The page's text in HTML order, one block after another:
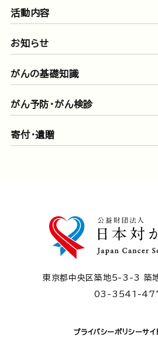
活動内容
お知らせ
がんの基礎知識
がん予防・がん検診
寄付・遺贈
東京都中央区築地5-3-3 築
03-3541-
プライバシーポリシーサイ